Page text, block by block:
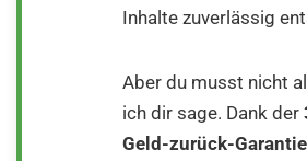
Inhalte zuverlässig
Aber du musst nicht
ich dir sage. Dank der
Geld-zurück-Garantie